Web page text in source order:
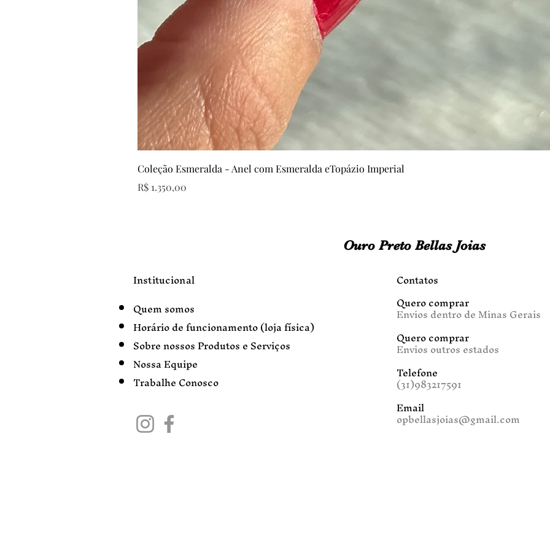
Visualização rápida
Coleção Esmeralda - Anel com Esmeralda eTopázio Imperial
Preço
R$ 1.350,00
Ouro Preto Bellas Joias
Institucional
Quem somos
Horário de funcionamento (loja física)
Sobre nossos Produtos e Serviços
Nossa Equipe
Trabalhe Conosco
Contatos
Quero comprar
Envios dentro de Minas Gerais
Quero comprar
Envios outros estados
Telefone
(31)983217591
Email
opbellasjoias@gmail.com